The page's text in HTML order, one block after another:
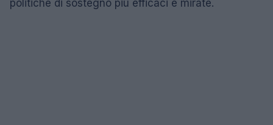
politiche di sostegno più efficaci e mirate.